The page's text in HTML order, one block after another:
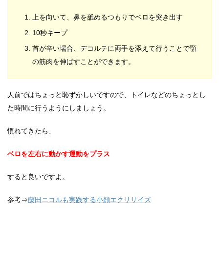
上を向いて、鼻を舐めるつもりでベロを突き出す
10秒キープ
首が辛い場合、デコルテに両手を添えて行うことで顎
の筋肉を伸ばすことができます。
人前ではちょっと恥ずかしいですので、トイレなどのちょっとし
た時間に行うようにしましょう。
慣れてきたら、
ベロを左右に動かす運動をプラス
すると良いですよ。
参考⇒藤田ニコルも実践する小顔エクササイズ